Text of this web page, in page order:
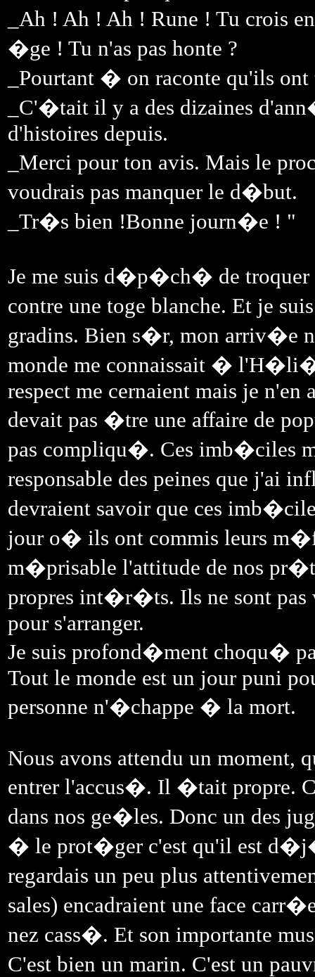
_Ah ! Ah ! Ah ! Rune ! Tu crois
�ge ! Tu n'as pas honte ?
_Pourtant � on raconte qu'ils
_C'�tait il y a des dizaines
d'histoires depuis.
_Merci pour ton avis. Mais le
voudrais pas manquer le d�but.
_Tr�s bien !Bonne journ�e ! "
Je me suis d�p�ch� de troquer
contre une toge blanche. Et je
gradins. Bien s�r, mon arriv�e
monde me connaissait �
respect me cernaient mais je
devait pas �tre une affaire de
pas compliqu�. Ces imb�ciles
responsable des peines que j'ai
devraient savoir que ces
jour o� ils ont commis leurs
m�prisable l'attitude de nos
propres int�r�ts. Ils ne sont pas
pour s'arranger.
Je suis profond�ment choqu�
Tout le monde est un jour puni
personne n'�chappe � la mort.
Nous avons attendu un moment,
entrer l'accus�. Il �tait propre.
dans nos ge�les. Donc un des
� le prot�ger c'est qu'il est
regardais un peu plus
sales) encadraient une face
nez cass�. Et son importante
C'est bien un marin. C'est un